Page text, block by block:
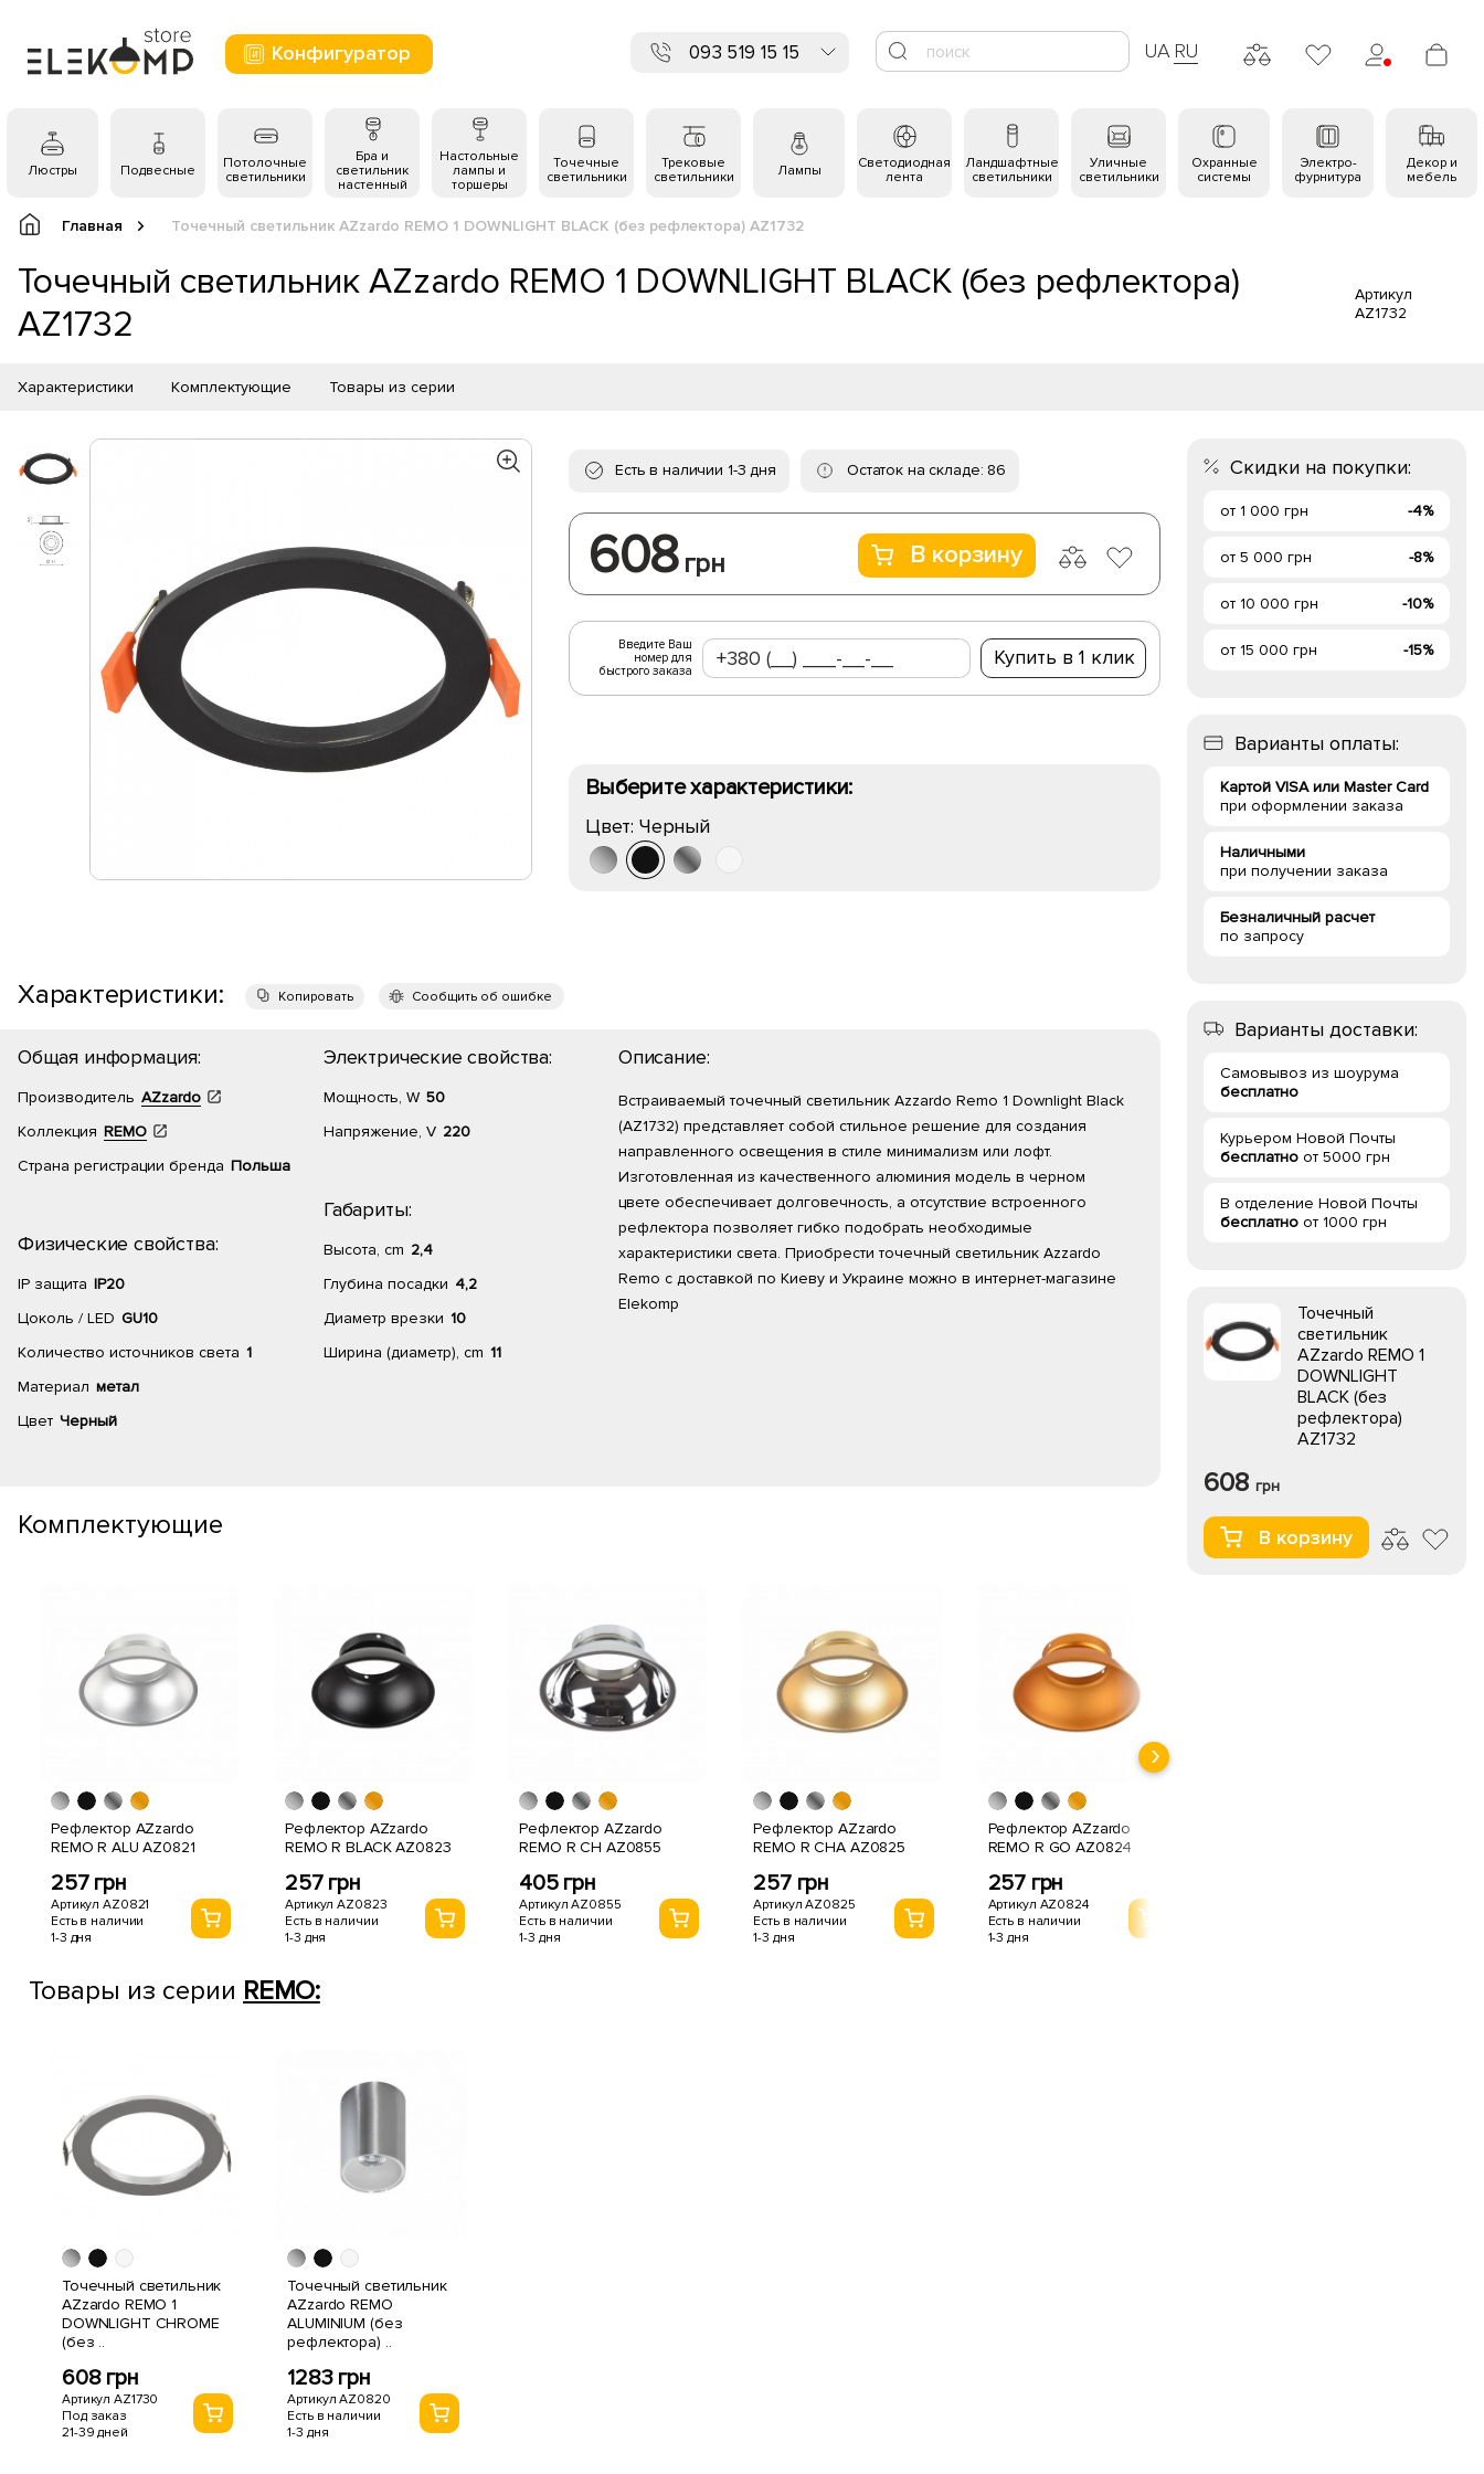
Конфигуратор 093 519 15 15 UA RU
Люстры Подвесные
Потолочные
светильники
Бра и
светильник
настенный
Настольные
лампы и
торшеры
Точечные
светильники
Трековые
светильники
Лампы
Светодиодная
лента
Ландшафтные
светильники
Уличные
светильники
Охранные
системы
Электро-
фурнитура
Декор и
мебель
Главная Точечный светильник AZzardo REMO 1 DOWNLIGHT BLACK (без рефлектора) AZ1732
Точечный светильник AZzardo REMO 1 DOWNLIGHT BLACK (без рефлектора)
AZ1732
Артикул
AZ1732
Характеристики Комплектующие Товары из серии
Есть в наличии 1-3 дня Остаток на складе: 86
608 грн В корзину
Введите Ваш
номер для
быстрого заказа
Купить в 1 клик
Выберите характеристики:
Цвет: Черный
Характеристики: Копировать Сообщить об ошибке
Общая информация:
Производитель AZzardo
Коллекция REMO
Страна регистрации бренда Польша
Физические свойства:
IP защита IP20
Цоколь / LED GU10
Количество источников света 1
Материал метал
Цвет Черный
Электрические свойства:
Мощность, W 50
Напряжение, V 220
Габариты:
Высота, cm 2,4
Глубина посадки 4,2
Диаметр врезки 10
Ширина (диаметр), cm 11
Описание:
Встраиваемый точечный светильник Azzardo Remo 1 Downlight Black
(AZ1732) представляет собой стильное решение для создания
направленного освещения в стиле минимализм или лофт.
Изготовленная из качественного алюминия модель в черном
цвете обеспечивает долговечность, а отсутствие встроенного
рефлектора позволяет гибко подобрать необходимые
характеристики света. Приобрести точечный светильник Azzardo
Remo с доставкой по Киеву и Украине можно в интернет-магазине
Elekomp
Комплектующие
Рефлектор AZzardo
REMO R ALU AZ0821
257 грн
Артикул AZ0821
Есть в наличии
1-3 дня
Рефлектор AZzardo
REMO R BLACK AZ0823
257 грн
Артикул AZ0823
Есть в наличии
1-3 дня
Рефлектор AZzardo
REMO R CH AZ0855
405 грн
Артикул AZ0855
Есть в наличии
1-3 дня
Рефлектор AZzardo
REMO R CHA AZ0825
257 грн
Артикул AZ0825
Есть в наличии
1-3 дня
Рефлектор AZzardo
REMO R GO AZ0824
257 грн
Артикул AZ0824
Есть в наличии
1-3 дня
Товары из серии REMO:
Точечный светильник
AZzardo REMO 1
DOWNLIGHT CHROME
(без ..
608 грн
Артикул AZ1730
Под заказ
21-39 дней
Точечный светильник
AZzardo REMO
ALUMINIUM (без
рефлектора) ..
1283 грн
Артикул AZ0820
Есть в наличии
1-3 дня
Скидки на покупки:
от 1 000 грн -4%
от 5 000 грн -8%
от 10 000 грн -10%
от 15 000 грн -15%
Варианты оплаты:
Картой VISA или Master Card
при оформлении заказа
Наличными
при получении заказа
Безналичный расчет
по запросу
Варианты доставки:
Самовывоз из шоурума
бесплатно
Курьером Новой Почты
бесплатно от 5000 грн
В отделение Новой Почты
бесплатно от 1000 грн
Точечный
светильник
AZzardo REMO 1
DOWNLIGHT
BLACK (без
рефлектора)
AZ1732
608 грн
В корзину